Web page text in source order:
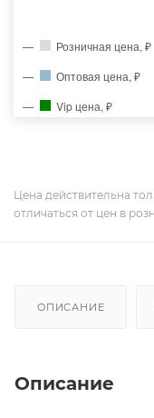
Розничная цена, ₽
Оптовая цена, ₽
Vip цена, ₽
Цена действительна
отличаться от цен в
ОПИСАНИЕ
Описание